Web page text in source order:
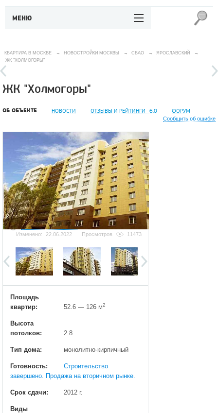
МЕНЮ
КВАРТИРА В МОСКВЕ → НОВОСТРОЙКИ МОСКВЫ → СВАО → ЯРОСЛАВСКИЙ
→
ЖК "ХОЛМОГОРЫ"
ЖК "Холмогоры"
ОБ ОБЪЕКТЕ НОВОСТИ ОТЗЫВЫ И РЕЙТИНГИ 6.0 ФОРУМ
Сообщить об ошибке
Добавить фотографию
Изменено:
22.06.2022 Просмотров 11473
Площадь
квартир:
52.6 — 126 м2
Высота
потолков:
2.8
Тип дома: монолитно-кирпичный
Готовность:
Строительство
завершено. Продажа на вторичном рынке.
Срок сдачи: 2012 г.
Виды